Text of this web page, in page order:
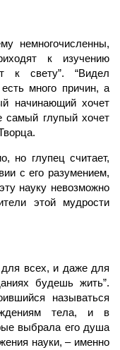
немногочисленны,
к изучению
к свету”. “Видел
много причин, а
начинающий хочет
самый глупый хочет
но глупец считает,
с его разумением,
науку невозможно
этой мудрости
для всех, и даже для
будешь жить”.
называться
тела, и в
выбрала его душа
науки, – именно